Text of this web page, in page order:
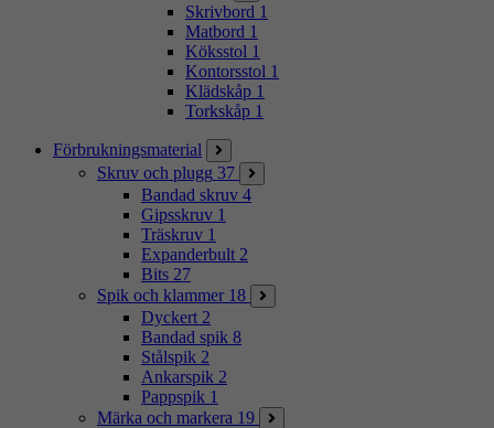
Skrivbord 1
Matbord 1
Köksstol 1
Kontorsstol 1
Klädskåp 1
Torkskåp 1
Förbrukningsmaterial
Skruv och plugg 37
Bandad skruv 4
Gipsskruv 1
Träskruv 1
Expanderbult 2
Bits 27
Spik och klammer 18
Dyckert 2
Bandad spik 8
Stålspik 2
Ankarspik 2
Pappspik 1
Märka och markera 19